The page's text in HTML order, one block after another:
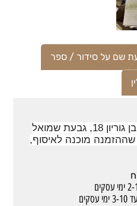
שם על סידור / ספר
מהחנות, רח' בן גוריון 18, גבעת שמואל
מוכנה לאיסוף,